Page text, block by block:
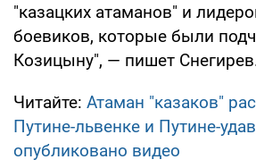
"казацких атаманов" и
боевиков, которые были
Козицыну", — пишет
Читайте: Атаман "казаков"
Путине-львенке и Путине-
опубликовано видео